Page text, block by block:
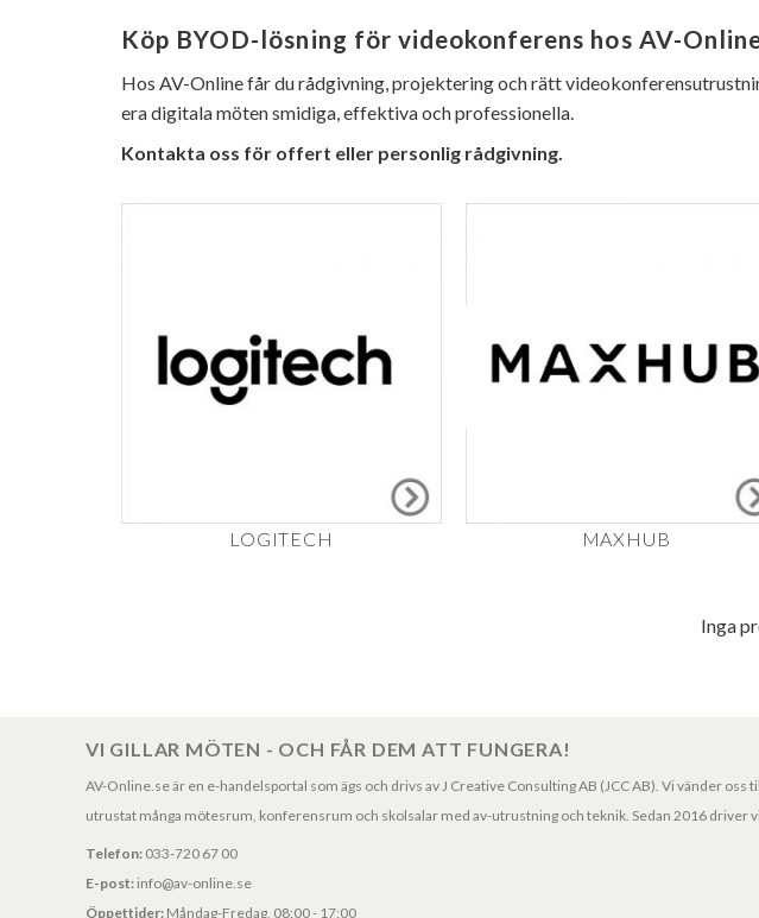
Köp BYOD-lösning för videokonferens hos AV-
Hos AV-Online får du rådgivning, projektering och rätt
era digitala möten smidiga, effektiva och professionella.
Kontakta oss för offert eller personlig rådgivning.
LOGITECH MAXHUB
Inga
VI GILLAR MÖTEN - OCH FÅR DEM ATT FUNGERA!
AV-Online.se är en e-handelsportal som ägs och drivs av J Creative Consulting AB (JCC AB). Vi vänder
utrustat många mötesrum, konferensrum och skolsalar med av-utrustning och teknik. Sedan 2016 driver
Telefon: 033-720 67 00
E-post: info@av-online.se
Öppettider: Måndag-Fredag, 08:00 - 17:00